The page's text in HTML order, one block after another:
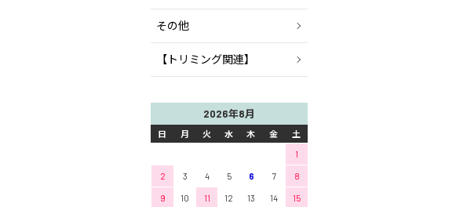
その他
【トリミング関連】
2026年8月
日 月 火 水 木 金
土
1
2 3 4 5 6 7 8
9 10 11 12 13 14 15